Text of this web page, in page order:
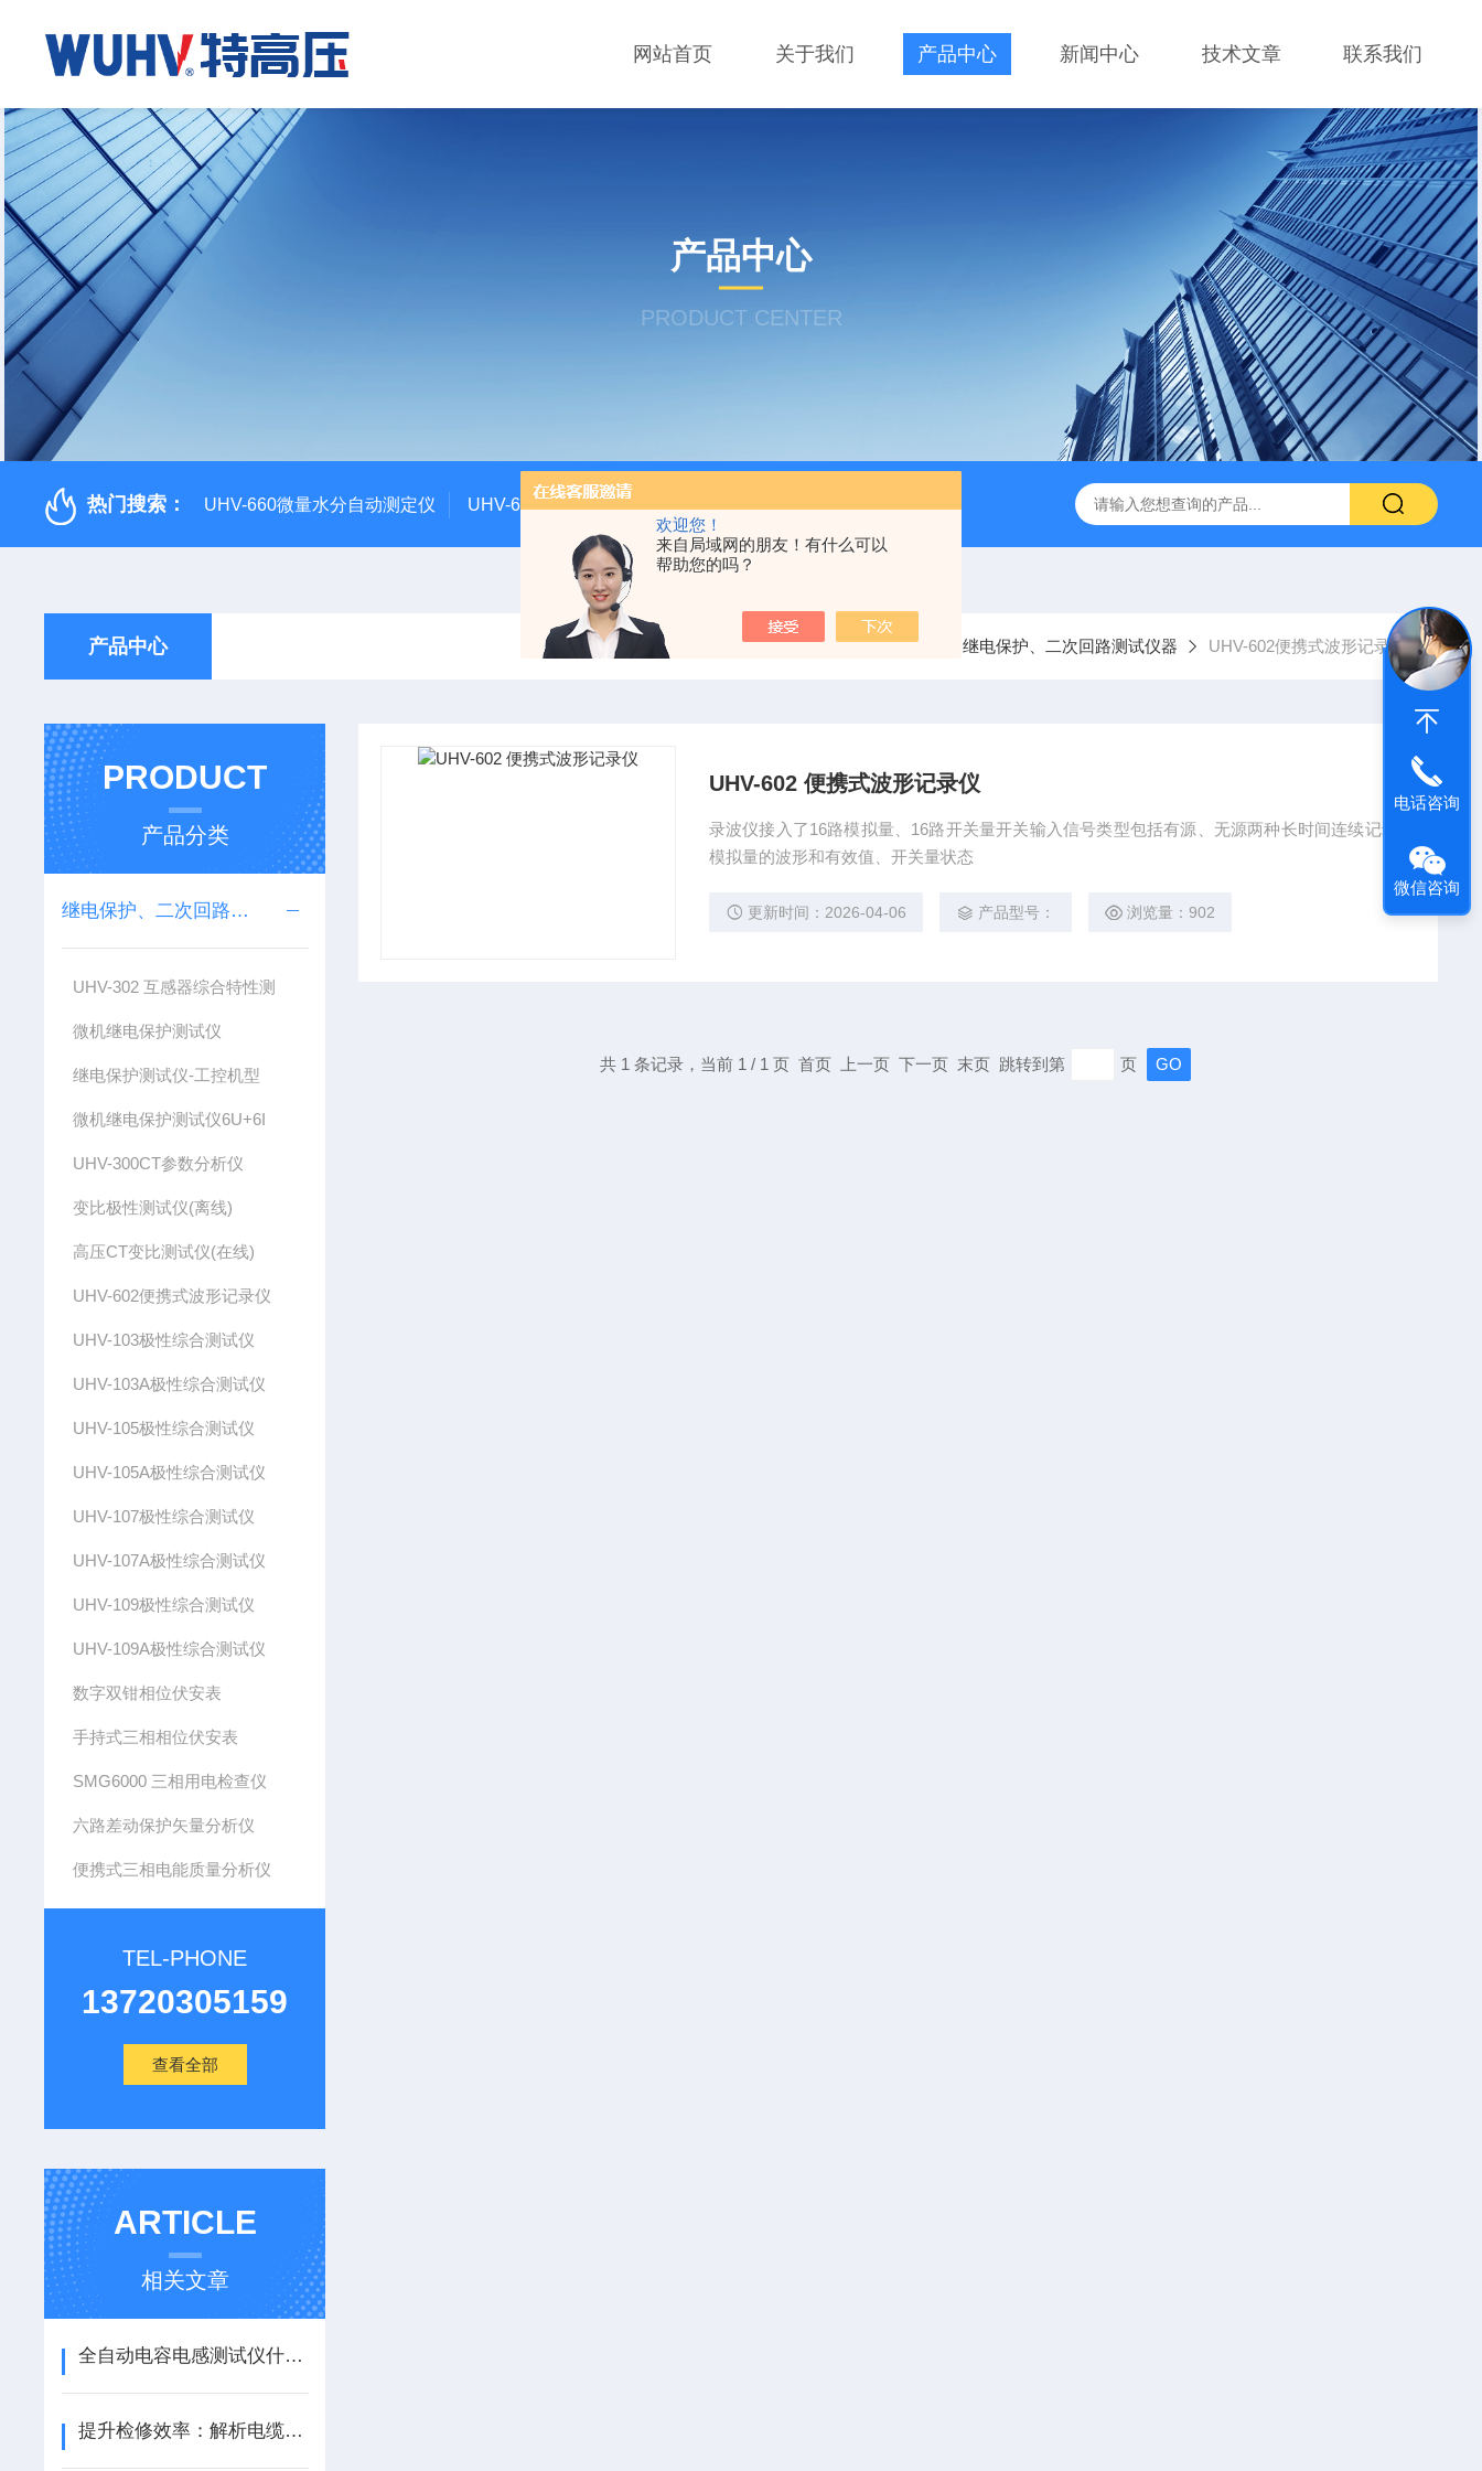
欢迎您！
来自局域网的朋友！有什么可以
帮助您的吗？
网站首页 关于我们 产品中心 新闻中心 技术文章 联系我们
产品中心
PRODUCT CENTER
热门搜索： UHV-660微量水分自动测定仪 UHV-660正工微量水分测定仪 高压系列 工频耐压试验装置 UHV-2000A局部放电测试仪高
产品中心 当前位置：首页 产品中心 继电保护、二次回路测试仪器 UHV-602便携式波形记录仪
PRODUCT
产品分类
继电保护、二次回路测试仪器
UHV-302 互感器综合特性测
微机继电保护测试仪
继电保护测试仪-工控机型
微机继电保护测试仪6U+6I
UHV-300CT参数分析仪
变比极性测试仪(离线)
高压CT变比测试仪(在线)
UHV-602便携式波形记录仪
UHV-103极性综合测试仪
UHV-103A极性综合测试仪
UHV-105极性综合测试仪
UHV-105A极性综合测试仪
UHV-107极性综合测试仪
UHV-107A极性综合测试仪
UHV-109极性综合测试仪
UHV-109A极性综合测试仪
数字双钳相位伏安表
手持式三相相位伏安表
SMG6000 三相用电检查仪
六路差动保护矢量分析仪
便携式三相电能质量分析仪
TEL-PHONE
13720305159
查看全部
ARTICLE
相关文章
全自动电容电感测试仪什么品牌好?电力设备检测中的选型策略与案例分享
提升检修效率：解析电缆故障测试仪的实用特性
UHV-602 便携式波形记录仪
录波仪接入了16路模拟量、16路开关量开关输入信号类型包括有源、无源两种长时间连续记录
模拟量的波形和有效值、开关量状态
更新时间：2026-04-06 产品型号： 浏览量：902
共 1 条记录，当前 1 / 1 页 首页 上一页 下一页 末页 跳转到第 页
电话咨询
微信咨询